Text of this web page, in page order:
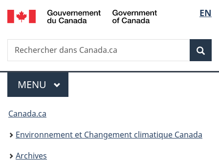
Passer
au
principal
Passer
à
Au
du
Passer
à
version
simplifiée
de
la
EN
Recherche
Rechercher
dans
Menu
MENU PRINCIPAL
Vous
êtes
ici :
Canada.ca
Environnement et Changement climatique Canada
Archives